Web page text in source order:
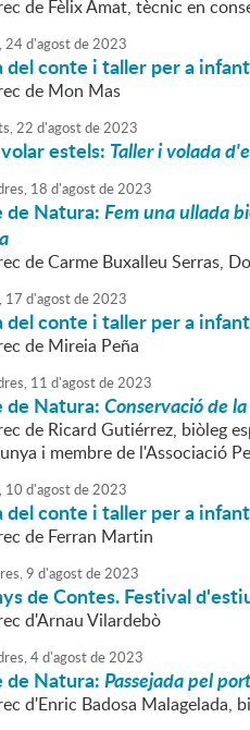
de Fèlix Amat, tècnic en
24d'agostde2023
del conte i taller per a
de Mon Mas
22 d'agostde2023
estels: Taller i volada
18 d'agostde2023
de Natura:Fem una ullada
de Carme Buxalleu Serras,
17 d'agostde2023
del conte i taller per a
de Mireia Peña
11 d'agostde2023
de Natura:Conservació de
de Ricard Gutiérrez, biòleg
i membre de l'Associació
10 d'agostde2023
del conte i taller per a
de Ferran Martin
9 d'agostde2023
de Contes. Festival
d'Arnau Vilardebò
4d'agostde2023
de Natura:Passejada pel
d'Enric Badosa Malagelada,